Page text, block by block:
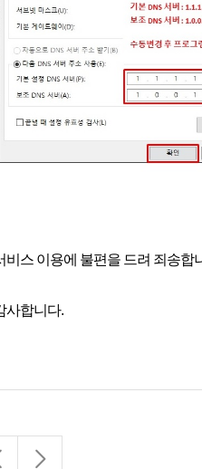
비스 이용에 불편을 드려 죄송합
사합니다.